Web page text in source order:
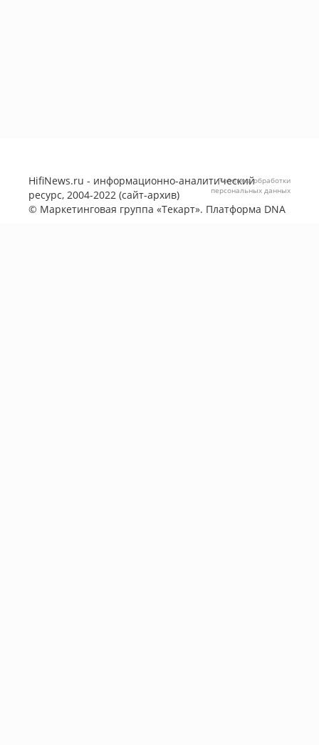
HifiNews.ru - информационно-аналитический
ресурс, 2004-2022 (сайт-архив)
© Маркетинговая группа «Текарт». Платформа DNA
Политика обработки
персональных данных